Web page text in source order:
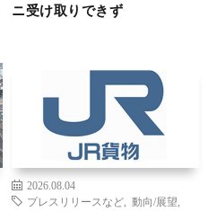
ニ受け取りできず
2026.08.04
プレスリリースなど
動向/展望